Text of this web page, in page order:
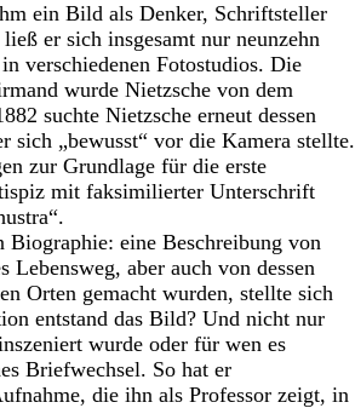
ein Bild als Denker, Schriftsteller
er sich insgesamt nur neunzehn
verschiedenen Fotostudios. Die
wurde Nietzsche von dem
suchte Nietzsche erneut dessen
sich „bewusst“ vor die Kamera stellte.
zur Grundlage für die erste
mit faksimilierter Unterschrift
eine Beschreibung von
aber auch von dessen
Orten gemacht wurden, stellte sich
entstand das Bild? Und nicht nur
wurde oder für wen es
Briefwechsel. So hat er
die ihn als Professor zeigt, in